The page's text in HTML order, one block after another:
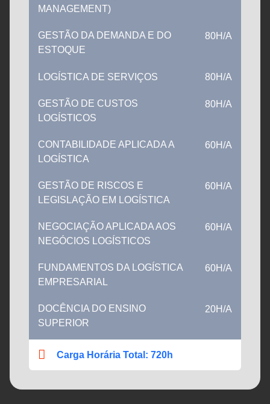
MANAGEMENT)
GESTÃO DA DEMANDA E DO
ESTOQUE
80H/A
LOGÍSTICA DE SERVIÇOS 80H/A
GESTÃO DE CUSTOS
LOGÍSTICOS
80H/A
CONTABILIDADE APLICADA A
LOGÍSTICA
60H/A
GESTÃO DE RISCOS E
LEGISLAÇÃO EM LOGÍSTICA
60H/A
NEGOCIAÇÃO APLICADA AOS
NEGÓCIOS LOGÍSTICOS
60H/A
FUNDAMENTOS DA LOGÍSTICA
EMPRESARIAL
60H/A
DOCÊNCIA DO ENSINO
SUPERIOR
20H/A
Carga Horária Total: 720h